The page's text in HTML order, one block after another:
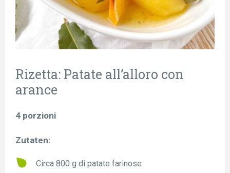
Rizetta: Patate all’alloro con
arance
4 porzioni
Zutaten:
Circa 800 g di patate farinose